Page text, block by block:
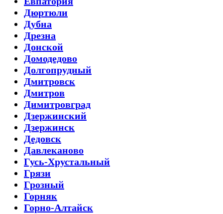
Дюртюли
Дубна
Дрезна
Донской
Домодедово
Долгопрудный
Дмитровск
Дмитров
Димитровград
Дзержинский
Дзержинск
Дедовск
Давлеканово
Гусь-Хрустальный
Грязи
Грозный
Горняк
Горно-Алтайск